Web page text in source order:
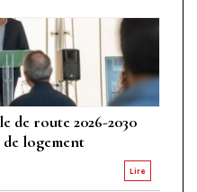
de route 2026-2030
logement
Lire